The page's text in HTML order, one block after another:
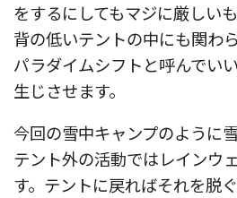
をするにしてもマジに厳しい
背の低いテントの中にも関わ
パラダイムシフトと呼んでい
生じさせます。
今回の雪中キャンプのように
テント外の活動ではレインウ
す。テントに戻ればそれを脱